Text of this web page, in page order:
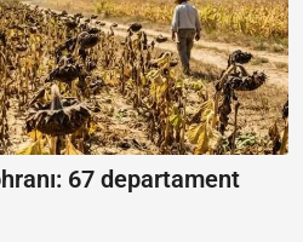
67 departament